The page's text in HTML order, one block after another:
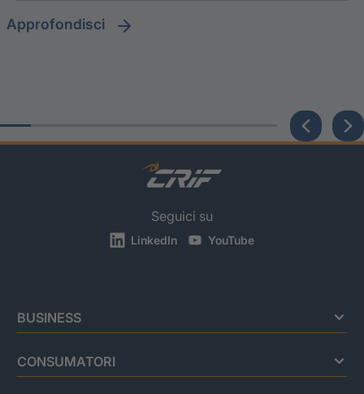
approfondisci
Seguici su
LinkedIn YouTube
BUSINESS
CONSUMATORI